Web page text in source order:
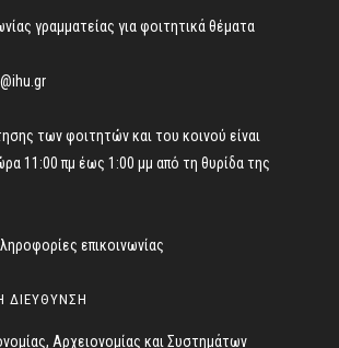
γραμματείας για φοιτητικά θέματα
των φοιτητών και του κοινού είναι
11:00 πμ έως 1:00 μμ από τη θυρίδα της
επικοινωνίας
ΔΙΕΥΘΥΝΣΗ
Αρχειονομίας και Συστημάτων